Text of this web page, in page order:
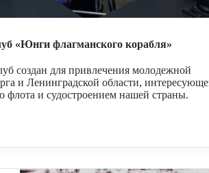
«Юнги флагманского корабля»
создан для привлечения молодежной
и Ленинградской области,
флота и судостроением нашей страны.